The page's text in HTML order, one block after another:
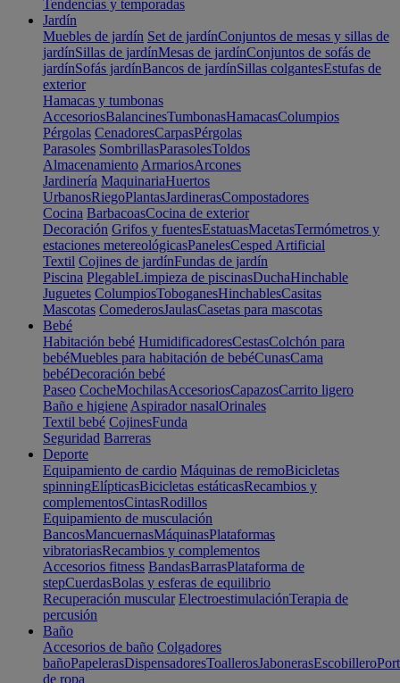
Tendencias y temporadas
Jardín
Muebles de jardín Set de jardínConjuntos de mesas y sillas de
jardínSillas de jardínMesas de jardínConjuntos de sofás de
jardínSofás jardínBancos de jardínSillas colgantesEstufas de
exterior
Hamacas y tumbonas
AccesoriosBalancinesTumbonasHamacasColumpios
Pérgolas CenadoresCarpasPérgolas
Parasoles SombrillasParasolesToldos
Almacenamiento ArmariosArcones
Jardinería MaquinariaHuertos
UrbanosRiegoPlantasJardinerasCompostadores
Cocina BarbacoasCocina de exterior
Decoración Grifos y fuentesEstatuasMacetasTermómetros y
estaciones metereológicasPanelesCesped Artificial
Textil Cojines de jardínFundas de jardín
Piscina PlegableLimpieza de piscinasDuchaHinchable
Juguetes ColumpiosToboganesHinchablesCasitas
Mascotas ComederosJaulasCasetas para mascotas
Bebé
Habitación bebé HumidificadoresCestasColchón para
bebéMuebles para habitación de bebéCunasCama
bebéDecoración bebé
Paseo CocheMochilasAccesoriosCapazosCarrito ligero
Baño e higiene Aspirador nasalOrinales
Textil bebé CojinesFunda
Seguridad Barreras
Deporte
Equipamiento de cardio Máquinas de remoBicicletas
spinningElípticasBicicletas estáticasRecambios y
complementosCintasRodillos
Equipamiento de musculación
BancosMancuernasMáquinasPlataformas
vibratoriasRecambios y complementos
Accesorios fitness BandasBarrasPlataforma de
stepCuerdasBolas y esferas de equilibrio
Recuperación muscular ElectroestimulaciónTerapia de
percusión
Baño
Accesorios de baño Colgadores
bañoPapelerasDispensadoresToallerosJabonerasEscobillero
de ropa